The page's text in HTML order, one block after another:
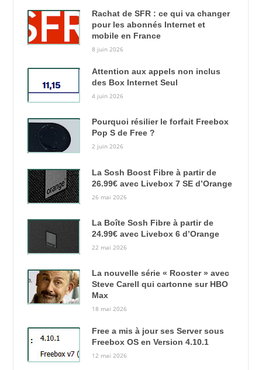
Rachat de SFR : ce qui va changer
pour les abonnés Internet et
mobile en France
8 juin 2026
Attention aux appels non inclus
des Box Internet Seul
4 juin 2026
Pourquoi résilier le forfait Freebox
Pop S de Free ?
2 juin 2026
La Sosh Boost Fibre à partir de
26.99€ avec Livebox 7 SE d’Orange
26 mai 2026
La Boîte Sosh Fibre à partir de
24.99€ avec Livebox 6 d’Orange
22 mai 2026
La nouvelle série « Rooster » avec
Steve Carell qui cartonne sur HBO
Max
18 mai 2026
Free a mis à jour ses Server sous
Freebox OS en Version 4.10.1
12 mai 2026